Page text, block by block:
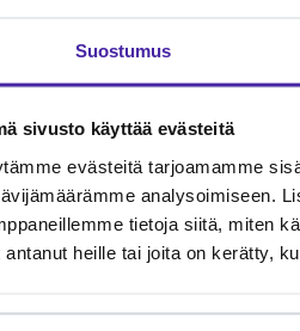
Suostumus
sivusto käyttää evästeitä
evästeitä tarjoamamme
analysoimiseen.
tietoja siitä, miten
antanut heille tai joita on kerätty,
ja arvostelut
julkisesti saatavilla olevista
pääosin myönteisiä. Google-
monipuolista